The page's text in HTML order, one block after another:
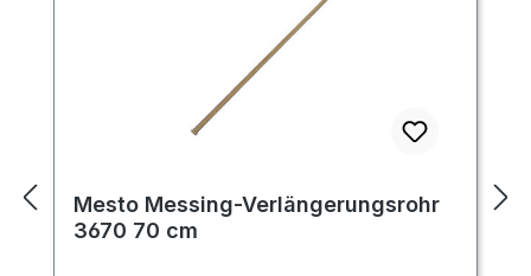
Mesto Messing-Verlängerungsrohr
3670 70 cm